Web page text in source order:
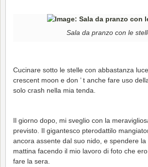
Sala da pranzo con le
Cucinare sotto le stelle con abbastanza
crescent moon e don ’ t anche fare uso
solo crash nella mia tenda.
Il giorno dopo, mi sveglio con la
previsto. Il gigantesco pterodattilo
ancora assente dal suo nido, e spendere
mattina facendo il mio lavoro di foto che
fare la sera.